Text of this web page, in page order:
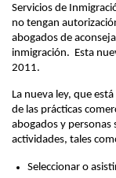
Servicios de
no tengan
abogados de
inmigración. Esta
2011.
La nueva ley, que
de las prácticas
abogados y personas
actividades, tales
Seleccionar o